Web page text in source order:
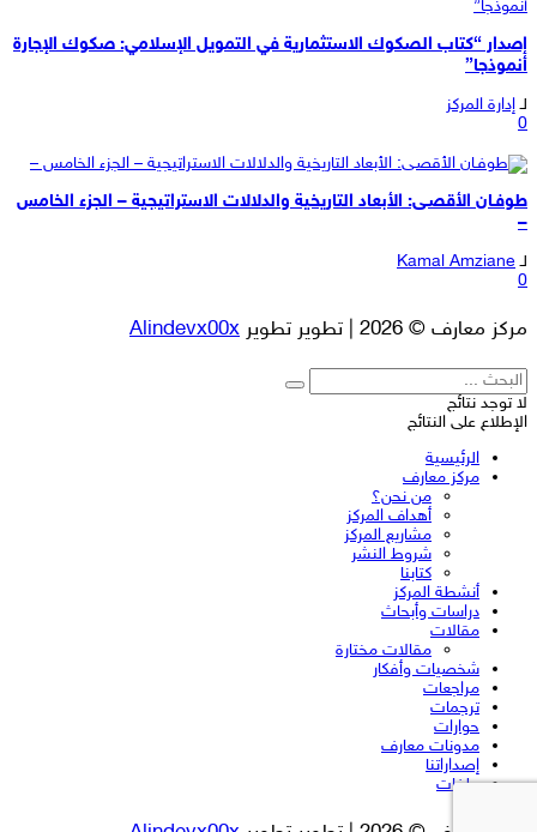
إصدار “كتاب الصكوك الاستثمارية في التمويل الإسلامي: صكوك الإجارة
أنموذجا”
لـ إدارة المركز
0
طوفـان الأقصـى: الأبعاد التاريخية والدلالات الاستراتيجية – الجزء الخامس
–
لـ Kamal Amziane
0
مركز معارف © 2026 | تطوير تطوير Alindevx00x
لا توجد نتائج
الإطلاع على النتائج
الرئيسية
مركز معارف
من نحن؟
أهداف المركز
مشاريع المركز
شروط النشر
كتابنا
أنشطة المركز
دراسات وأبحاث
مقالات
مقالات مختارة
شخصيات وأفكار
مراجعات
ترجمات
حوارات
مدونات معارف
إصداراتنا
ملفات